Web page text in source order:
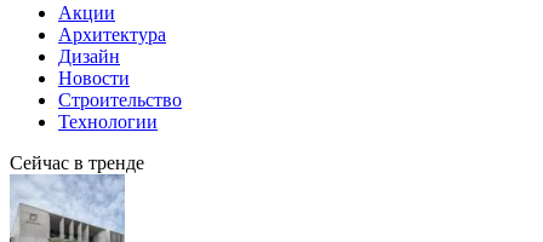
Акции
Архитектура
Дизайн
Новости
Строительство
Технологии
Сейчас в тренде